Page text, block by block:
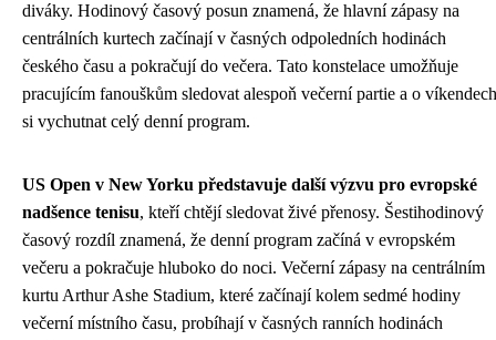
diváky. Hodinový časový posun znamená, že hlavní zápasy na
centrálních kurtech začínají v časných odpoledních hodinách
českého času a pokračují do večera. Tato konstelace umožňuje
pracujícím fanouškům sledovat alespoň večerní partie a o víkendech
si vychutnat celý denní program.
US Open v New Yorku představuje další výzvu pro evropské
nadšence tenisu, kteří chtějí sledovat živé přenosy. Šestihodinový
časový rozdíl znamená, že denní program začíná v evropském
večeru a pokračuje hluboko do noci. Večerní zápasy na centrálním
kurtu Arthur Ashe Stadium, které začínají kolem sedmé hodiny
večerní místního času, probíhají v časných ranních hodinách